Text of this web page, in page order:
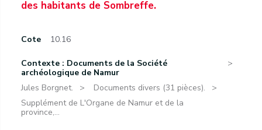
des habitants de Sombreffe.
Cote 10.16
Contexte : Documents de la Société
archéologique de Namur
Jules Borgnet.
Documents divers (31 pièces).
Supplément de L'Organe de Namur et de la
province,...